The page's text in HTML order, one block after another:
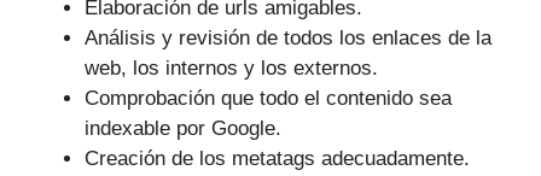
Elaboración de urls amigables.
Análisis y revisión de todos los enlaces de la
web, los internos y los externos.
Comprobación que todo el contenido sea
indexable por Google.
Creación de los metatags adecuadamente.